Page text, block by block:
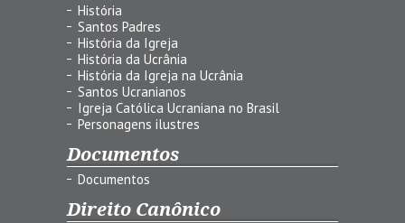
História
Santos Padres
História da Igreja
História da Ucrânia
História da Igreja na Ucrânia
Santos Ucranianos
Igreja Católica Ucraniana no Brasil
Personagens ilustres
Documentos
Documentos
Direito Canônico